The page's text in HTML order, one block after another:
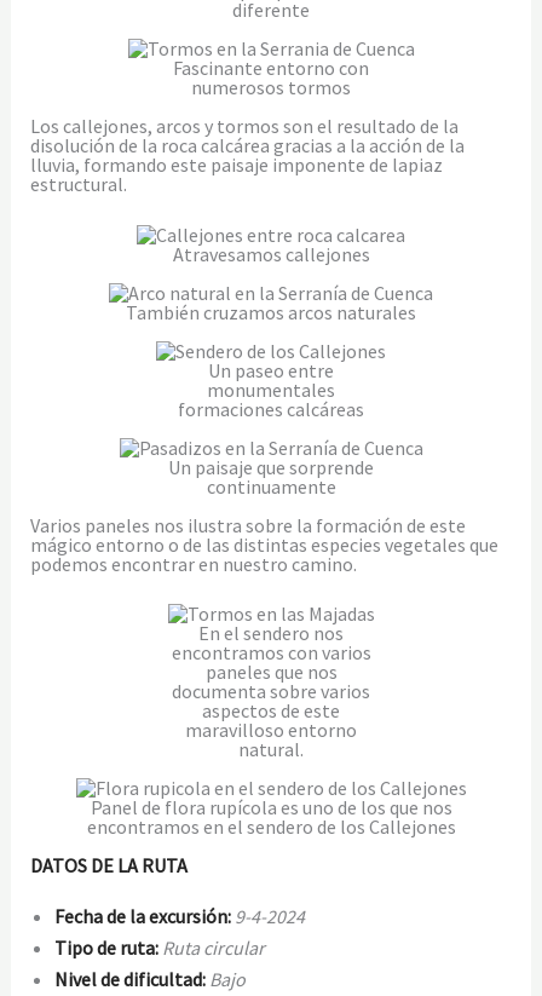
diferente
Fascinante entorno con
numerosos tormos
Los callejones, arcos y tormos son el resultado de la
disolución de la roca calcárea gracias a la acción de la
lluvia, formando este paisaje imponente de lapiaz
estructural.
Atravesamos callejones
También cruzamos arcos naturales
Un paseo entre
monumentales
formaciones calcáreas
Un paisaje que sorprende
continuamente
Varios paneles nos ilustra sobre la formación de este
mágico entorno o de las distintas especies vegetales que
podemos encontrar en nuestro camino.
En el sendero nos
encontramos con varios
paneles que nos
documenta sobre varios
aspectos de este
maravilloso entorno
natural.
Panel de flora rupícola es uno de los que nos
encontramos en el sendero de los Callejones
DATOS DE LA RUTA
Fecha de la excursión: 9-4-2024
Tipo de ruta: Ruta circular
Nivel de dificultad: Bajo